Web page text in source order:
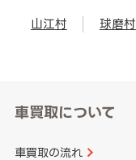
山江村 球磨村
車買取について
車買取の流れ